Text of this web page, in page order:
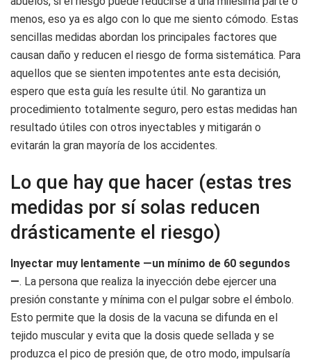
menos, eso ya es algo con lo que me siento cómodo. Estas
sencillas medidas abordan los principales factores que
causan daño y reducen el riesgo de forma sistemática. Para
aquellos que se sienten impotentes ante esta decisión,
espero que esta guía les resulte útil. No garantiza un
procedimiento totalmente seguro, pero estas medidas han
resultado útiles con otros inyectables y mitigarán o
evitarán la gran mayoría de los accidentes.
Lo que hay que hacer (estas tres
medidas por sí solas reducen
drásticamente el riesgo)
Inyectar muy lentamente —un mínimo de 60 segundos
—. La persona que realiza la inyección debe ejercer una
presión constante y mínima con el pulgar sobre el émbolo.
Esto permite que la dosis de la vacuna se difunda en el
tejido muscular y evita que la dosis quede sellada y se
produzca el pico de presión que, de otro modo, impulsaría